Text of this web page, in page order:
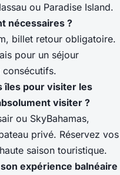
ou Paradise Island.
nécessaires ?
billet retour obligatoire.
pour un séjour
îles pour visiter les
visiter?
ou SkyBahamas,
privé. Réservez vos
saison touristique.
expérience balnéaire